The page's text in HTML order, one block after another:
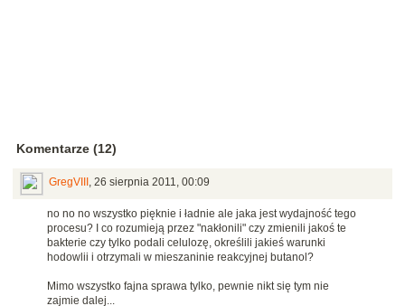
Komentarze (12)
GregVIII, 26 sierpnia 2011, 00:09
no no no wszystko pięknie i ładnie ale jaka jest wydajność tego
procesu? I co rozumieją przez "nakłonili" czy zmienili jakoś te
bakterie czy tylko podali celulozę, określili jakieś warunki
hodowlii i otrzymali w mieszaninie reakcyjnej butanol?
Mimo wszystko fajna sprawa tylko, pewnie nikt się tym nie
zajmie dalej...